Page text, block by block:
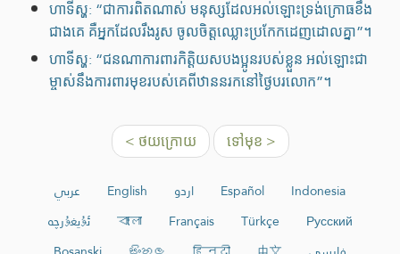
ហាទីស្ហ: “ជាការពិតណាស់ មនុស្សដែលអល់ឡោះទ្រង់ក្រោធខឹង
ជាងគេ គឺអ្នកដែលរឹងរូស ចូលចិត្តឈ្លោះប្រកែកដេញដោលគ្នា”។
ហាទីស្ហ: “ជនណាការពារកិត្ដិយសបងប្អូនរបស់ខ្លួន អល់ឡោះជា
ម្ចាស់នឹងការពារមុខរបស់គេពីឋាននរកនៅថ្ងៃបរលោក”។
< ថយក្រោយ ទៅមុខ >
عربي English اردو Español
Indonesia
ئۇيغۇرچە
বাংলা Français Türkçe
Русский